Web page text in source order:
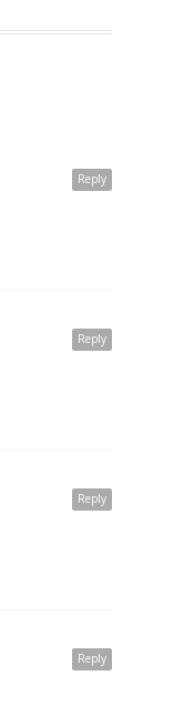
Reply
Reply
Reply
Reply